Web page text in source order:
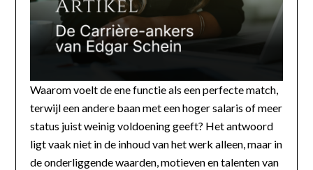
Waarom voelt de ene functie als een perfecte match,
terwijl een andere baan met een hoger salaris of meer
status juist weinig voldoening geeft? Het antwoord
ligt vaak niet in de inhoud van het werk alleen, maar in
de onderliggende waarden, motieven en talenten van